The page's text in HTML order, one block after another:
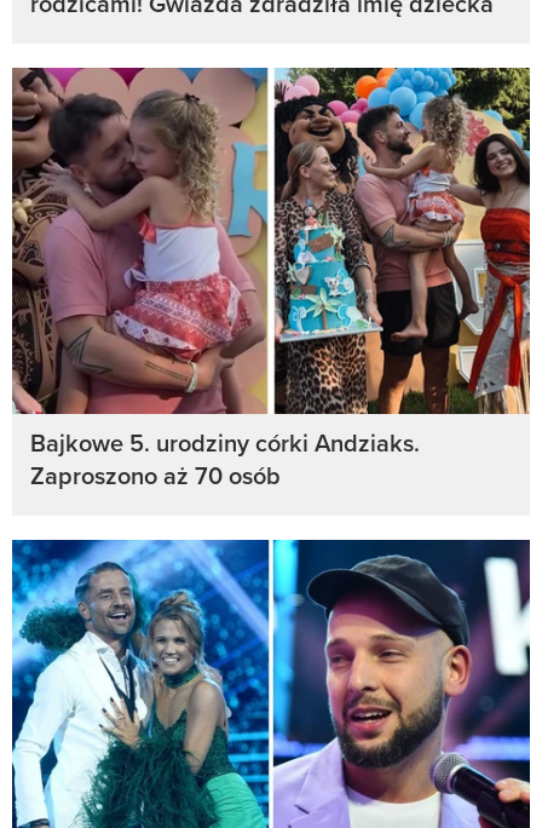
Bajkowe 5. urodziny córki Andziaks.
Zaproszono aż 70 osób